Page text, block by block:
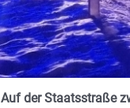
der Staatsstraße